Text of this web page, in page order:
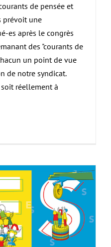
de pensée et
prévoit une
es après le congrès
des "courants de
un point de vue
de notre syndicat.
réellement à